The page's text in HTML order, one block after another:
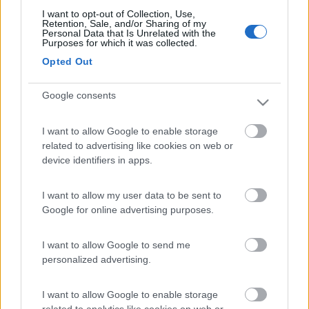
I want to opt-out of Collection, Use,
Retention, Sale, and/or Sharing of my
Personal Data that Is Unrelated with the
Purposes for which it was collected.
Opted Out
Google consents
I want to allow Google to enable storage
related to advertising like cookies on web or
device identifiers in apps.
I want to allow my user data to be sent to
Google for online advertising purposes.
I want to allow Google to send me
personalized advertising.
I want to allow Google to enable storage
siamo BECCATI ben 35 euro di multa. Gradiremmo che tali
limitazioni venissero segnalate nelle guide. >
> io ho avuto lo stesso problema in altra zona e ti devo dire che
attuazione del codice della strada
128
Inserito il19/07/2006 alle: 00:01:46
Lo scorso fine settimana sono stato a Bibione ma praticamente
di divieto x camper,[V] mi sono appoggiato al campeggio dune
che pero' e' a bibione pineda 4km fuori il centro, solo domenica
seguendo le indicazioni per il parcheggio del mercato(indicato
in entrata a bibione x camper)in via orsa maggiore passato il
luna park dopo il semaforo 300-400mt sulla destra una via
camper. Spero di esser stato utile a qualcuno[:)]. ciao nico bs